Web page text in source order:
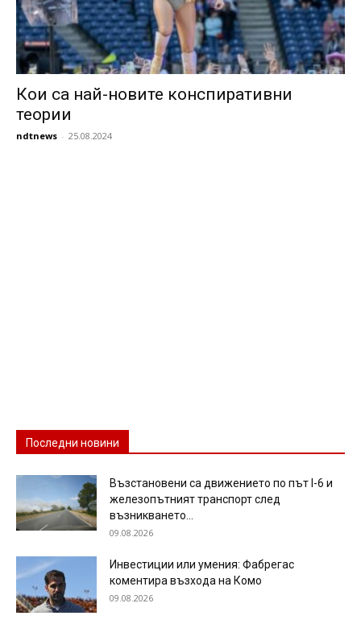
Кои са най-новите конспиративни
теории
ndtnews - 25.08.2024
Последни новини
Възстановени са движението по път I-6 и
железопътният транспорт след
възникването...
09.08.2026
Инвестиции или умения: Фабрегас
коментира възхода на Комо
09.08.2026